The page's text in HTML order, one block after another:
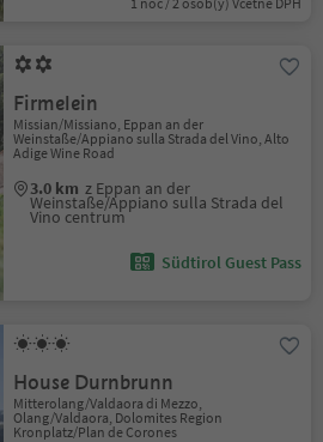
Firmelein
Missian/Missiano, Eppan an der
Weinstaße/Appiano sulla Strada del Vino, Alto
Adige Wine Road
3.0 km z Eppan an der
Weinstaße/Appiano sulla Strada del
Vino centrum
Südtirol Guest Pass
House Durnbrunn
Mitterolang/Valdaora di Mezzo,
Olang/Valdaora, Dolomites Region
Kronplatz/Plan de Corones